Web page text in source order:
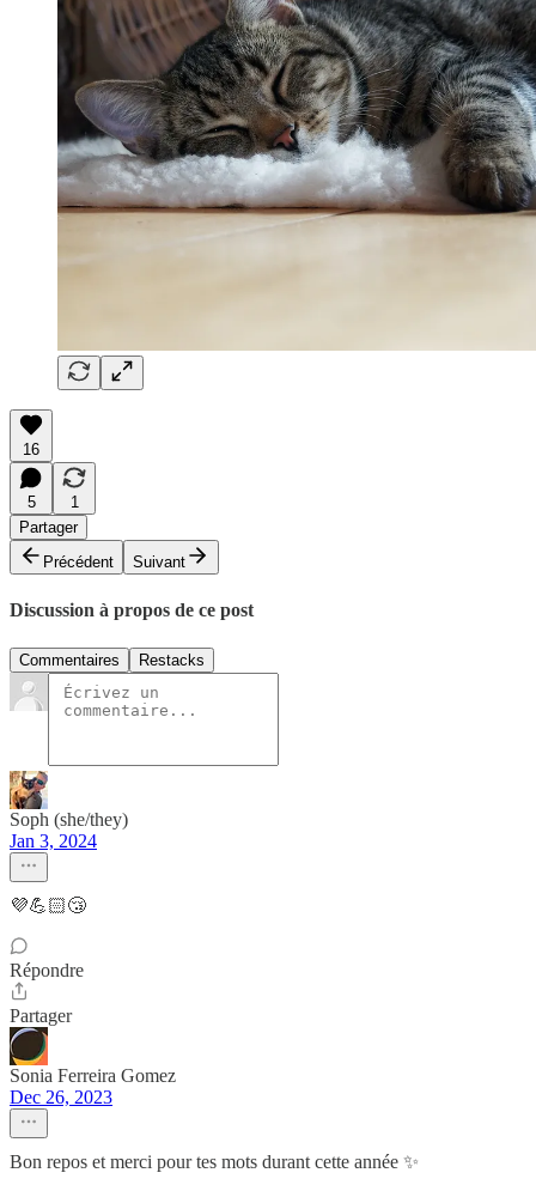
16
5
1
Partager
Précédent
Suivant
Discussion à propos de ce post
Commentaires Restacks
Soph (she/they)
Jan 3, 2024
💜💪🏻😴
Répondre
Partager
Sonia Ferreira Gomez
Dec 26, 2023
Bon repos et merci pour tes mots durant cette année ✨